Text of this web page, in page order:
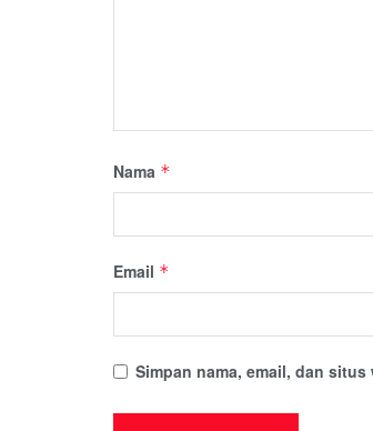
Nama *
Email *
Simpan nama, email, dan